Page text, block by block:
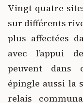
Vingt-quatre
sur différents
plus affectées
avec l’appui
peuvent dans
épingle aussi la
relais